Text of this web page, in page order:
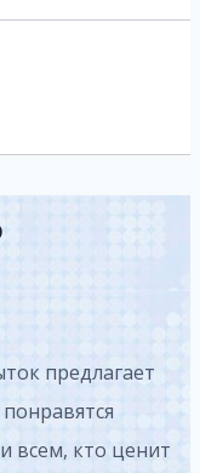
предлагает
всем, кто ценит